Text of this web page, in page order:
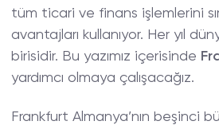
tüm ticari ve finans işlemlerini
avantajları kullanıyor. Her yıl
birisidir. Bu yazımız içerisinde
yardımcı olmaya çalışacağız.
Frankfurt Almanya’nın beşinci